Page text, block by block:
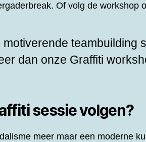
Of volg de workshop
teambuilding
dan onze Graffiti
sessie volgen?
meer maar een moderne